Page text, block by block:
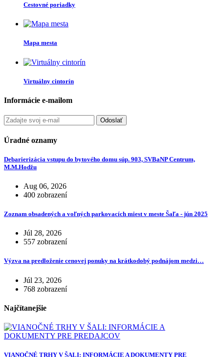
Cestovné poriadky
Mapa mesta
Virtuálny cintorín
Informácie e-mailom
Odoslať
Úradné oznamy
Debarierizácia vstupu do bytového domu súp. 903, SVBaNP Centrum,
M.M.Hodžu
Aug 06, 2026
400 zobrazení
Zoznam obsadených a voľných parkovacích miest v meste Šaľa - jún 2025
Júl 28, 2026
557 zobrazení
Výzva na predloženie cenovej ponuky na krátkodobý podnájom medzi…
Júl 23, 2026
768 zobrazení
Najčítanejšie
VIANOČNÉ TRHY V ŠALI: INFORMÁCIE A DOKUMENTY PRE